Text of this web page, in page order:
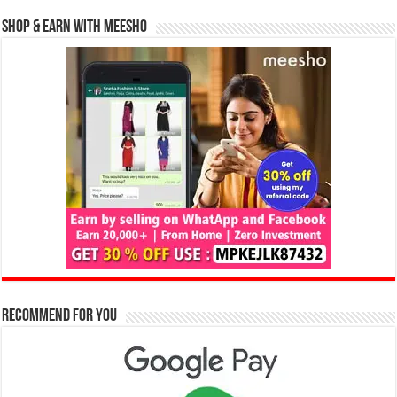
Shop & Earn with Meesho
Recommend for You